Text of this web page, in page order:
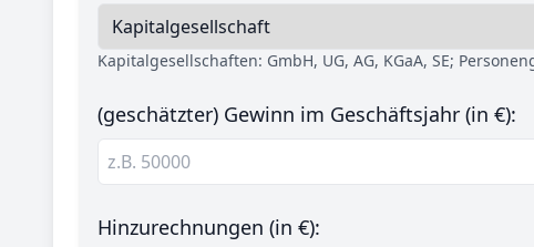
Kapitalgesellschaften: GmbH, UG, AG, KGaA, SE;
(geschätzter) Gewinn im Geschäftsjahr (in €):
Hinzurechnungen (in €):